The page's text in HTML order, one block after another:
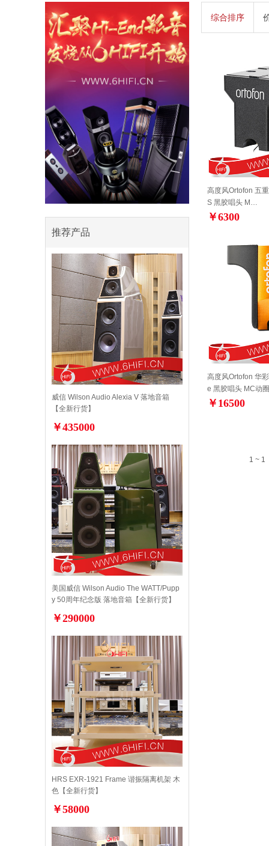
推荐产品
威信 Wilson Audio Alexia V 落地音箱
【全新行货】
￥435000
美国威信 Wilson Audio The WATT/Pupp
y 50周年纪念版 落地音箱【全新行货】
￥290000
HRS EXR-1921 Frame 谐振隔离机架 木
色【全新行货】
￥58000
综合排序
高度风Ortofon 五
S 黑胶唱头 M…
￥6300
高度风Ortofon 华
e 黑胶唱头 MC动
￥16500
1 ~ 1